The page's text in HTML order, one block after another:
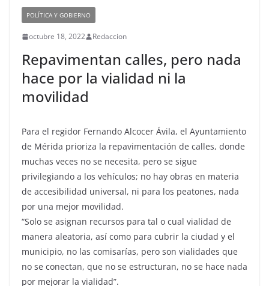
POLÍTICA Y GOBIERNO
octubre 18, 2022 Redaccion
Repavimentan calles, pero nada
hace por la vialidad ni la
movilidad
Para el regidor Fernando Alcocer Ávila, el Ayuntamiento
de Mérida prioriza la repavimentación de calles, donde
muchas veces no se necesita, pero se sigue
privilegiando a los vehículos; no hay obras en materia
de accesibilidad universal, ni para los peatones, nada
por una mejor movilidad.
“Solo se asignan recursos para tal o cual vialidad de
manera aleatoria, así como para cubrir la ciudad y el
municipio, no las comisarías, pero son vialidades que
no se conectan, que no se estructuran, no se hace nada
por mejorar la vialidad”.